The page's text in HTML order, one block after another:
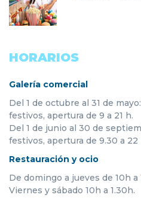
HORARIOS
Galería comercial
Del 1 de octubre al 31 de
festivos, apertura de 9 a 21 h.
Del 1 de junio al 30 de
festivos, apertura de 9.30 a 22
Restauración y ocio
De domingo a jueves de 10h a
Viernes y sábado 10h a 1.30h.